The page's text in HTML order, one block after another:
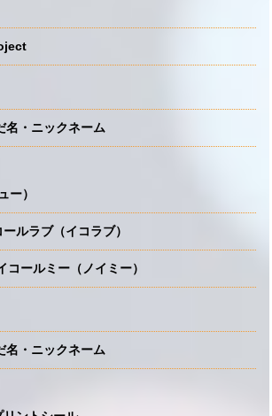
名・ニックネーム
ー）
ルラブ（イコラブ）
コールミー（ノイミー）
名・ニックネーム